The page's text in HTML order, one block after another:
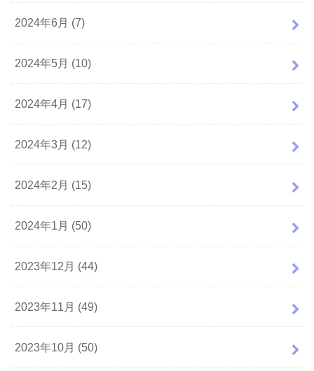
2024年6月 (7)
2024年5月 (10)
2024年4月 (17)
2024年3月 (12)
2024年2月 (15)
2024年1月 (50)
2023年12月 (44)
2023年11月 (49)
2023年10月 (50)